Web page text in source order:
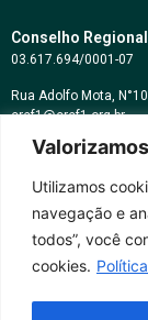
Utilizamos
navegação e
todos”, você
cookies.
Conselho
03.617.694/0001-07
Rua Adolfo Mota,
cref1@cref1.org.br
Assessoria de
Horários de
Whatsapp: (21) 2569-